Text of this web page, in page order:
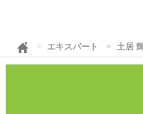
エキスパート 土居